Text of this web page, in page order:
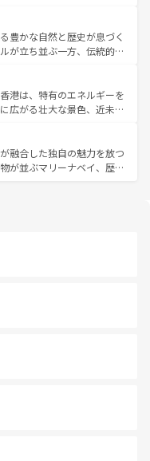
多彩な魅力を心ゆくまで味
。 なお、新着の韓国情報はコンテンツ一
。ハノイの古い町並みやホ
の建物も、独特の雰囲気を
ティの豊かさとおいしさで
トナムコーヒーなどは、ぜ
を訪れてもあたたかい人々
きっと忘れられない旅にな
豊かな自然と歴史が息づく
が立ち並ぶ一方、伝統的な
はチェンマイなどの山岳地
プーケットやクラビの美し
むことができる。タイ料理
どの季節にも異なる楽しみ
イの人々、仏教を中心とし
が、訪れる旅人を魅了し続
港は、特有のエネルギーを
広がる壮大な景色、近未来
ず。観光スポットが密集し
れるのも魅力。息をのむよ
、香港を存分に楽しみ尽く
融合した独自の魅力を放つ
が並ぶマリーナベイ、歴史
楽しめる外せないスポット